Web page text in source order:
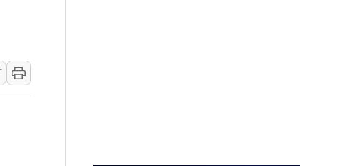
, 옛 분당 롯데백화점 '복합 랜드마크'로 재조성
외대 재학생 대상 채용설명회 'KIS Chat in Seoul' 개최